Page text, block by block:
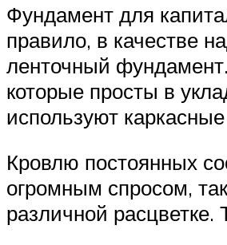
Фундамент для
правило, в качестве
ленточный
которые просты в
используют
Кровлю постоянных
огромным спросом,
различной